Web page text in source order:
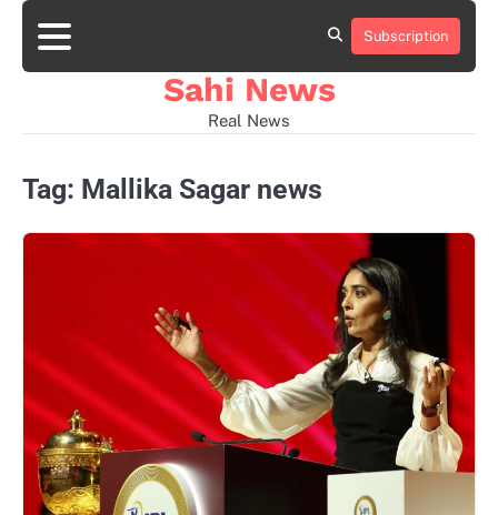
Skip
content
Home
news
viral
sports
desi
Subscription
Sahi News
Real News
Tag: Mallika Sagar news